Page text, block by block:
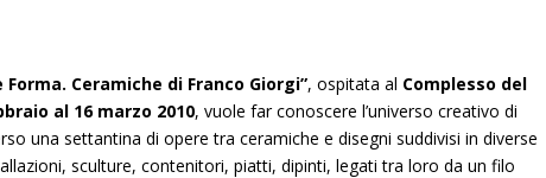
Forma. Ceramiche di Franco Giorgi”, ospitata al Complesso del
al 16 marzo 2010, vuole far conoscere l’universo creativo di
una settantina di opere tra ceramiche e disegni suddivisi in diverse
sculture, contenitori, piatti, dipinti, legati tra loro da un filo